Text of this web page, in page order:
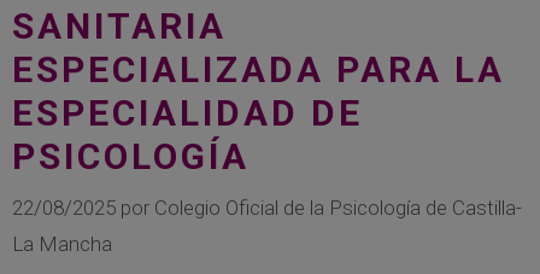
SANITARIA
ESPECIALIZADA PARA LA
ESPECIALIDAD DE
PSICOLOGÍA
22/08/2025 por Colegio Oficial de la Psicología de Castilla-
La Mancha